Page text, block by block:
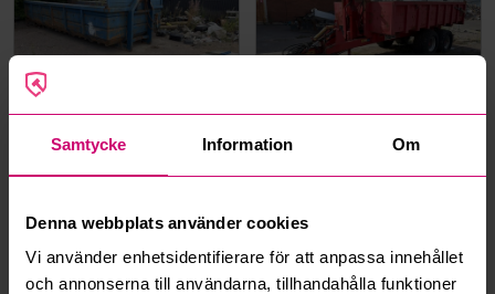
Samtycke Information Om
Denna webbplats använder cookies
Vi använder enhetsidentifierare för att anpassa innehållet
och annonserna till användarna, tillhandahålla funktioner
14, -2016
41 500 kr